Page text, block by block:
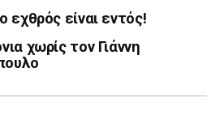
εχθρός είναι εντός!
χωρίς τον Γιάννη